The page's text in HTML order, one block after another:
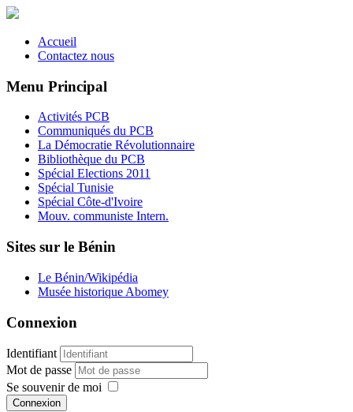
Accueil
Contactez nous
Menu Principal
Activités PCB
Communiqués du PCB
La Démocratie Révolutionnaire
Bibliothèque du PCB
Spécial Elections 2011
Spécial Tunisie
Spécial Côte-d'Ivoire
Mouv. communiste Intern.
Sites sur le Bénin
Le Bénin/Wikipédia
Musée historique Abomey
Connexion
Identifiant
Mot de passe
Se souvenir de moi
Connexion